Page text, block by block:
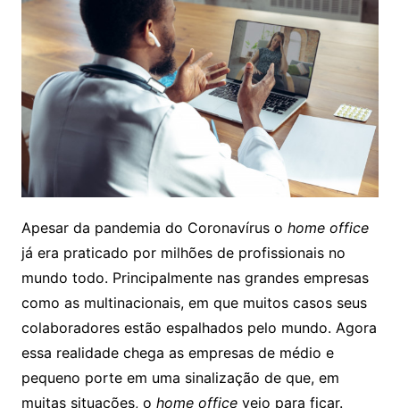
Apesar da pandemia do Coronavírus o home office
já era praticado por milhões de profissionais no
mundo todo. Principalmente nas grandes empresas
como as multinacionais, em que muitos casos seus
colaboradores estão espalhados pelo mundo. Agora
essa realidade chega as empresas de médio e
pequeno porte em uma sinalização de que, em
muitas situações, o home officeveio para ficar.